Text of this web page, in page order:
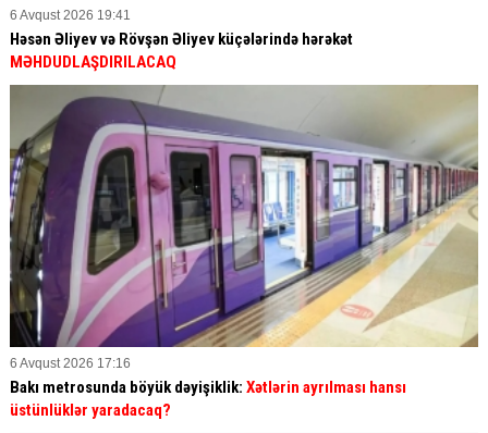
6 Avqust 2026 19:41
Həsən Əliyev və Rövşən Əliyev küçələrində hərəkət
MƏHDUDLAŞDIRILACAQ
6 Avqust 2026 17:16
Bakı metrosunda böyük dəyişiklik: Xətlərin ayrılması hansı
üstünlüklər yaradacaq?